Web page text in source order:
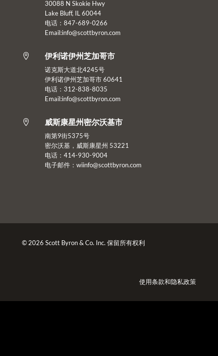
30088 N Skokie Hwy
Lake Bluff, IL 60044
电话：847-689-0266
Email:info@scottbyron.com
 伊利诺伊州芝加哥市
诺克斯大道北4245号
伊利诺伊州芝加哥市 60641
电话：312-838-8035
Email:info@scottbyron.com
 威斯康星州密尔沃基市
南第9街5375号
密尔沃基，威斯康星州 53221
电话：414-930-9004
电子邮件： wiinfo@scottbyron.com
© 2026 Scott Byron & Co. Inc. 保留所有权利
使用条款和隐私政策